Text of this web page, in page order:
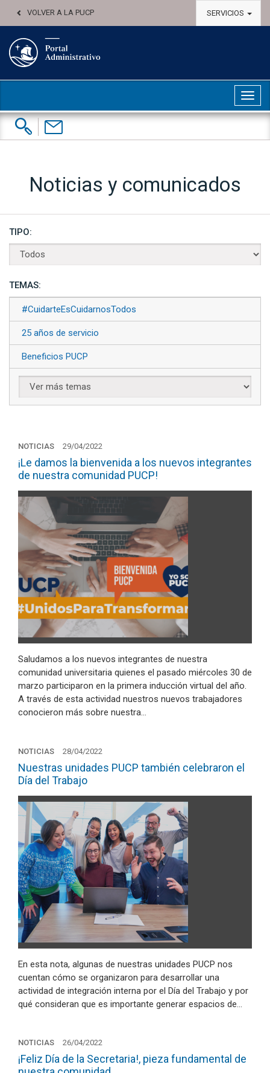
VOLVER A LA PUCP SERVICIOS
Buscar:
Contáctenos
Noticias y comunicados
TIPO:
TEMAS:
#CuidarteEsCuidarnosTodos
25 años de servicio
Beneficios PUCP
NOTICIAS 29/04/2022
¡Le damos la bienvenida a los nuevos integrantes
de nuestra comunidad PUCP!
Saludamos a los nuevos integrantes de nuestra
comunidad universitaria quienes el pasado miércoles 30 de
marzo participaron en la primera inducción virtual del año.
A través de esta actividad nuestros nuevos trabajadores
conocieron más sobre nuestra…
NOTICIAS 28/04/2022
Nuestras unidades PUCP también celebraron el
Día del Trabajo
En esta nota, algunas de nuestras unidades PUCP nos
cuentan cómo se organizaron para desarrollar una
actividad de integración interna por el Día del Trabajo y por
qué consideran que es importante generar espacios de…
NOTICIAS 26/04/2022
¡Feliz Día de la Secretaria!, pieza fundamental de